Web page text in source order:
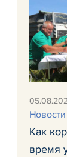
Как
время